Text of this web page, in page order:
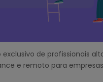
exclusivo de profissionais
e remoto para